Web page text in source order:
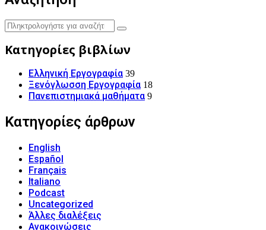
Κατηγορίες βιβλίων
Ελληνική Εργογραφία 39
Ξενόγλωσση Εργογραφία 18
Πανεπιστημιακά μαθήματα 9
Κατηγορίες άρθρων
English
Español
Français
Italiano
Podcast
Uncategorized
Άλλες διαλέξεις
Ανακοινώσεις